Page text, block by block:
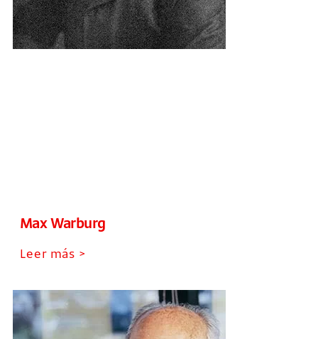
Max Warburg
Leer más >